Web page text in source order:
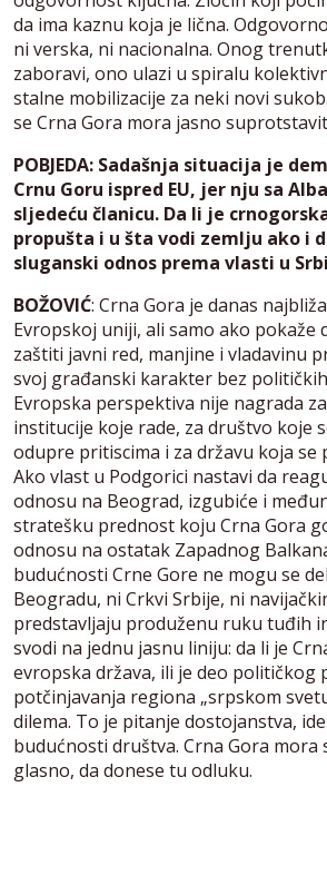
da ima kaznu koja je lična.
ni verska, ni nacionalna. Onog
zaboravi, ono ulazi u spiralu
stalne mobilizacije za neki novi
se Crna Gora mora jasno
POBJEDA: Sadašnja situacija je
Crnu Goru ispred EU, jer nju sa
sljedeću članicu. Da li je
propušta i u šta vodi zemlju ako i
sluganski odnos prema vlasti u
BOŽOVIĆ: Crna Gora je danas
Evropskoj uniji, ali samo ako pokaže
zaštiti javni red, manjine i vladavinu
svoj građanski karakter bez
Evropska perspektiva nije nagrada
institucije koje rade, za društvo koje
odupre pritiscima i za državu koja se
Ako vlast u Podgorici nastavi da
odnosu na Beograd, izgubiće i
stratešku prednost koju Crna Gora
odnosu na ostatak Zapadnog
budućnosti Crne Gore ne mogu se
Beogradu, ni Crkvi Srbije, ni
predstavljaju produženu ruku tuđih
svodi na jednu jasnu liniju: da li je
evropska država, ili je deo političkog
potčinjavanja regiona „srpskom
dilema. To je pitanje dostojanstva,
budućnosti društva. Crna Gora mora
glasno, da donese tu odluku.